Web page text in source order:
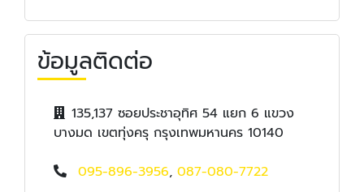
ข้อมูลติดต่อ
135,137 ซอยประชาอุทิศ 54 แยก 6 แขวง
บางมด เขตทุ่งครุ กรุงเทพมหานคร 10140
095-896-3956, 087-080-7722